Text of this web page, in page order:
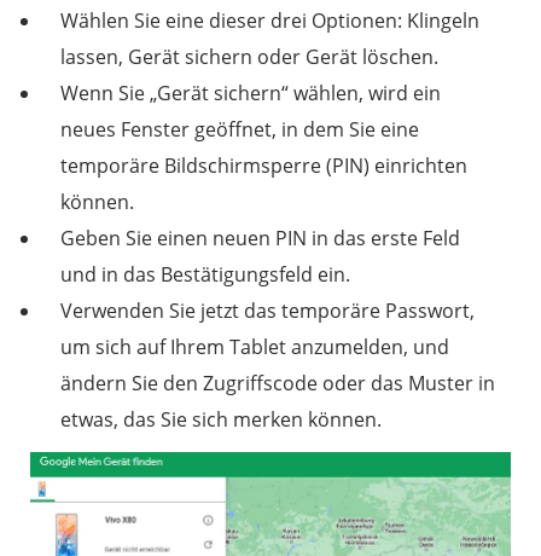
Wählen Sie eine dieser drei Optionen: Klingeln
lassen, Gerät sichern oder Gerät löschen.
Wenn Sie „Gerät sichern“ wählen, wird ein
neues Fenster geöffnet, in dem Sie eine
temporäre Bildschirmsperre (PIN) einrichten
können.
Geben Sie einen neuen PIN in das erste Feld
und in das Bestätigungsfeld ein.
Verwenden Sie jetzt das temporäre Passwort,
um sich auf Ihrem Tablet anzumelden, und
ändern Sie den Zugriffscode oder das Muster in
etwas, das Sie sich merken können.